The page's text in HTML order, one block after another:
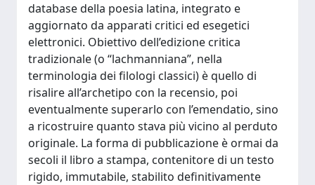
database della poesia latina, integrato e
aggiornato da apparati critici ed esegetici
elettronici. Obiettivo dell’edizione critica
tradizionale (o “lachmanniana”, nella
terminologia dei filologi classici) è quello di
risalire all’archetipo con la recensio, poi
eventualmente superarlo con l’emendatio, sino
a ricostruire quanto stava più vicino al perduto
originale. La forma di pubblicazione è ormai da
secoli il libro a stampa, contenitore di un testo
rigido, immutabile, stabilito definitivamente